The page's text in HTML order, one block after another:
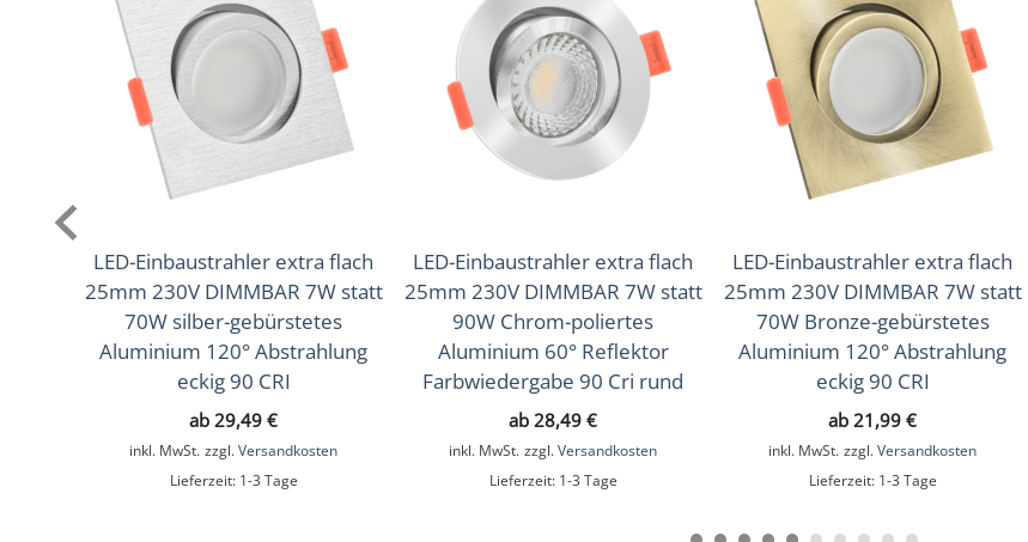
Farbwiedergabe (CRI /
95
Schutzklasse (IP)
IP20
Mittlere Lebensdauer
35.000 Std.
Schwenkbar
Material
Aluminium
Sockel
GU10
Schaltzyklen
> 15.000
Zündzeit
< 0,5 Sek.
LED-Einbaustrahler extra flach
25mm 230V DIMMBAR 7W statt
70W silber-gebürstetes
Aluminium 120° Abstrahlung
eckig 90 CRI
ab 29,49 €
inkl. MwSt. zzgl.Versandkosten
Lieferzeit: 1-3 Tage
LED-Einbaustrahler extra flach
25mm 230V DIMMBAR 7W statt
90W Chrom-poliertes
Aluminium 60° Reflektor
Farbwiedergabe 90 Cri rund
ab 28,49 €
inkl. MwSt. zzgl.Versandkosten
Lieferzeit: 1-3 Tage
LED-Einbaustrahler extra flach
25mm 230V DIMMBAR 7W statt
70W Bronze-gebürstetes
Aluminium 120° Abstrahlung
eckig 90 CRI
ab 21,99 €
inkl. MwSt. zzgl.Versandkosten
Lieferzeit: 1-3 Tage